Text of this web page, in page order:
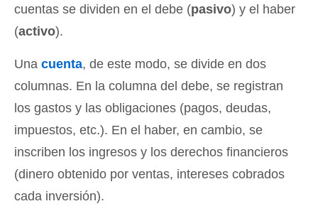
cuentas se dividen en el debe (pasivo) y el haber
(activo).
Una cuenta, de este modo, se divide en dos
columnas. En la columna del debe, se registran
los gastos y las obligaciones (pagos, deudas,
impuestos, etc.). En el haber, en cambio, se
inscriben los ingresos y los derechos financieros
(dinero obtenido por ventas, intereses cobrados
cada inversión).